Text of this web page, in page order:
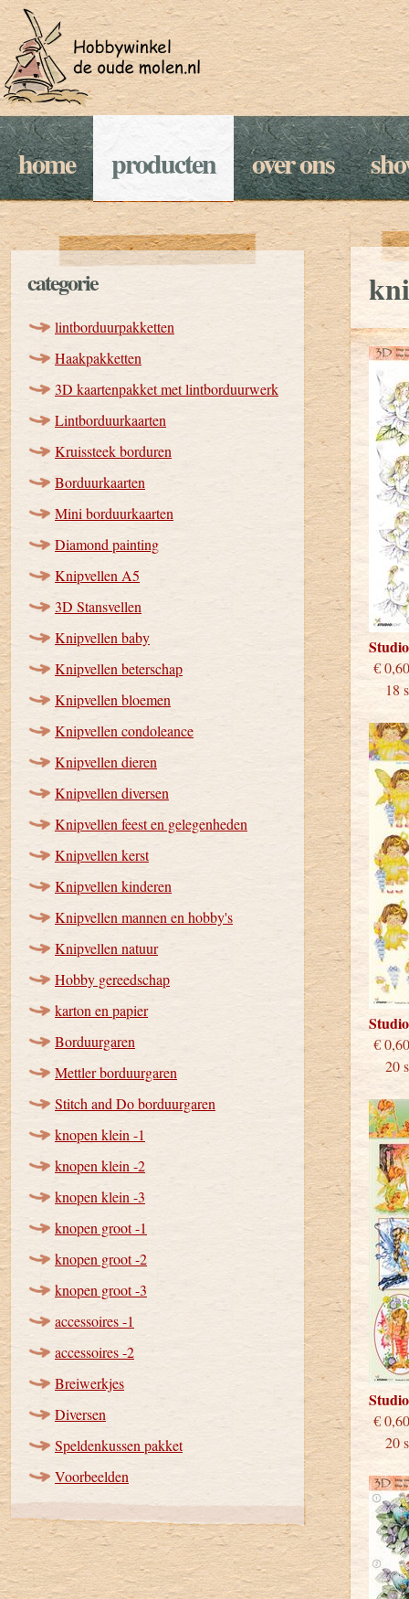
home producten over ons
categorie
lintborduurpakketten
Haakpakketten
3D kaartenpakket met lintborduurwerk
Lintborduurkaarten
Kruissteek borduren
Borduurkaarten
Mini borduurkaarten
Diamond painting
Knipvellen A5
3D Stansvellen
Knipvellen baby
Knipvellen beterschap
Knipvellen bloemen
Knipvellen condoleance
Knipvellen dieren
Knipvellen diversen
Knipvellen feest en gelegenheden
Knipvellen kerst
Knipvellen kinderen
Knipvellen mannen en hobby's
Knipvellen natuur
Hobby gereedschap
karton en papier
Borduurgaren
Mettler borduurgaren
Stitch and Do borduurgaren
knopen klein -1
knopen klein -2
knopen klein -3
knopen groot -1
knopen groot -2
knopen groot -3
accessoires -1
accessoires -2
Breiwerkjes
Diversen
Speldenkussen pakket
Voorbeelden
18
20
20